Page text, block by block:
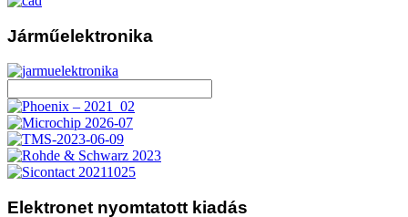
Járműelektronika
Elektronet nyomtatott kiadás